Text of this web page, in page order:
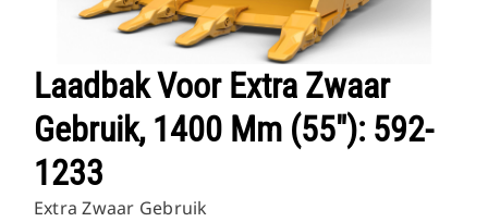
Laadbak Voor Extra Zwaar
Gebruik, 1400 Mm (55"): 592-
1233
Extra Zwaar Gebruik